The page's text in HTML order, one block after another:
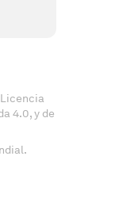
4.0, y de